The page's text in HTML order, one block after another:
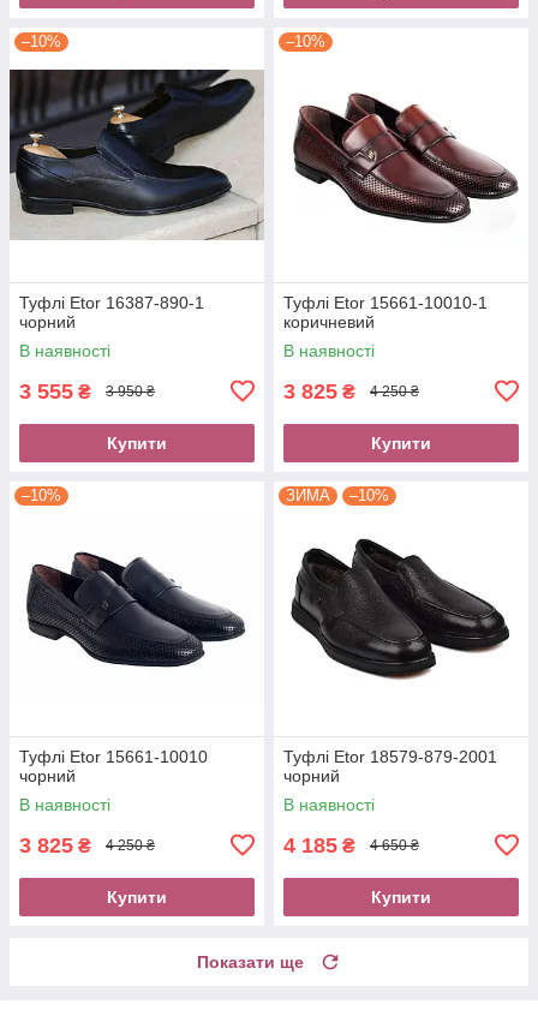
–10%
Туфлі Etor 16387-890-1
чорний
В наявності
3 555 ₴ 3 950 ₴
Купити
–10%
Туфлі Etor 15661-10010-1
коричневий
В наявності
3 825 ₴ 4 250 ₴
Купити
–10%
Туфлі Etor 15661-10010
чорний
В наявності
3 825 ₴ 4 250 ₴
Купити
ЗИМА –10%
Туфлі Etor 18579-879-2001
чорний
В наявності
4 185 ₴ 4 650 ₴
Купити
Показати ще